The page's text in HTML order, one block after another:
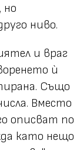
но
ниво.
и враг
ѝ
Също
Вместо
описват по
като нещо